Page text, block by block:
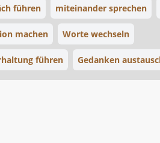
führen miteinander sprechen
machen Worte wechseln
führen Gedanken